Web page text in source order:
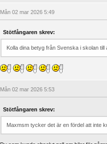
Mån 02 mar 2026 5:49
Stötfångaren skrev:
Kolla dina betyg från Svenska i skolan
Mån 02 mar 2026 5:53
Stötfångaren skrev:
Maxmsm tycker det är en fördel att inte